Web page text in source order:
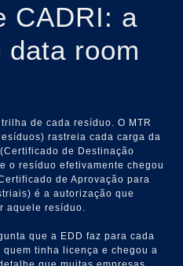
CADRI: a
data room
de cada resíduo. O MTR
rastreia cada carga da
de Destinação
o resíduo efetivamente chegou
de Aprovação para
é a autorização que
aquele resíduo.
que a EDD faz para cada
tinha licença e chegou a